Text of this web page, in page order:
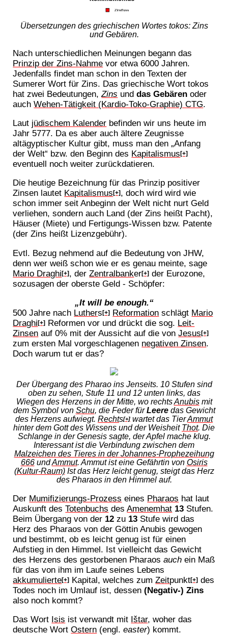
Übersetzungen des griechischen Wortes tokos: Zins
und Gebären.
Nach unterschiedlichen Meinungen begann das
Prinzip der Zins-Nahme vor etwa 6000 Jahren.
Jedenfalls findet man schon in den Texten der
Sumerer Wort für Zins. Das griechische Wort tokos
hat zwei Bedeutungen,Zins unddas Gebären oder
auchWehen-Tätigkeit (Kardio-Toko-Graphie) CTG.
Laut jüdischem Kalender befinden wir uns heute im
Jahr 5777. Da es aber auch ältere Zeugnisse
altägyptischer Kultur gibt, muss man den „Anfang
der Welt“ bzw. den Beginn des Kapitalismus[+]
eventuell noch weiter zurückdatieren.
Die heutige Bezeichnung für das Prinzip positiver
Zinsen lautet Kapitalismus[+] , doch wird wird wie
schon immer seit Anbeginn der Welt nicht nurt Geld
verliehen, sondern auch Land (der Zins heißt Pacht),
Häuser (Miete) und Fertigungs-Wissen bzw. Patente
(der Zins heißt Lizenzgebühr).
Evtl. Bezug nehmend auf die Bedeutung von JHW,
denn wer weiß schon wie er es genau meinte, sage
Mario Draghi[+], derZentralbanker[+] der Eurozone,
sozusagen der oberste Geld - Schöpfer:
„It will be enough.“
500 Jahre nach Luthers[+] Reformation schlägt Mario
Draghi[+] Reformen vor und drückt die sog. Leit-
Zinsen auf 0% mit der Aussicht auf die vonJesus[+]
zum ersten Mal vorgeschlagenen negativen Zinsen.
Doch warum tut er das?
Der Übergang des Pharao ins Jenseits. 10 Stufen sind
oben zu sehen, Stufe 11 und 12 unten links, das
Wiegen des Herzens in der Mitte, wo rechtsAnubismit
dem Symbol von Schu, die Feder fürLeeredas Gewicht
des Herzens aufwiegt. Rechts[+] wartet das TierAmmut
hinter dem Gott des Wissens und der Weisheit Thot. Die
Schlange in der Genesis sagte, der Apfel mache klug.
Interessant ist die Verbindung zwischen dem
Malzeichen des Tieres in der Johannes-Prophezeihung
666undAmmut. Ammut ist eine Gefährtin von Osiris
(Kultur-Raum)Ist das Herz leicht genug, steigt das Herz
des Pharaos in den Himmel auf.
Der Mumifizierungs-Prozess eines Pharaos hat laut
Auskunft desTotenbuchs desAmenemhat 13 Stufen.
Beim Übergang von der 12 zu 13 Stufe wird das
Herz des Pharaos von der Göttin Anubis gewogen
und bestimmt, ob es leicht genug ist für einen
Aufstieg in den Himmel. Ist vielleicht das Gewicht
des Herzens des gestorbenen Pharaosauch ein Maß
für das von ihm im Laufe seines Lebens
akkumulierte[+] Kapital, welches zumZeitpunkt[+] des
Todes noch im Umlauf ist, dessen(Negativ-) Zins
also noch kommt?
Das Wort Isis ist verwandt mit Ištar, woher das
deutsche WortOstern (engl.easter) kommt.